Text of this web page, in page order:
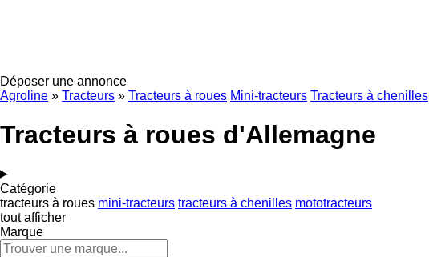
Déposer une annonce
Agroline » Tracteurs » Tracteurs à roues Mini-tracteurs Tracteurs à chenilles
Tracteurs à roues d'Allemagne
Catégorie
tracteurs à roues mini-tracteurs tracteurs à chenilles mototracteurs
tout afficher
Marque